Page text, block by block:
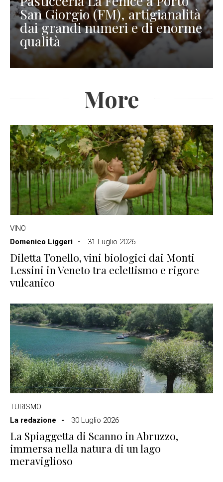
San Giorgio (FM), artigianalità
dai grandi numeri e di enorme
qualità
More
VINO
Domenico Liggeri
31 Luglio 2026
Diletta Tonello, vini biologici dai Monti
Lessini in Veneto tra eclettismo e rigore
vulcanico
TURISMO
La redazione
30 Luglio 2026
La Spiaggetta di Scanno in Abruzzo,
immersa nella natura di un lago
meraviglioso